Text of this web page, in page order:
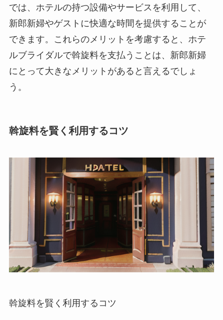
では、ホテルの持つ設備やサービスを利用して、
新郎新婦やゲストに快適な時間を提供することが
できます。これらのメリットを考慮すると、ホテ
ルブライダルで斡旋料を支払うことは、新郎新婦
にとって大きなメリットがあると言えるでしょ
う。
斡旋料を賢く利用するコツ
斡旋料を賢く利用するコツ